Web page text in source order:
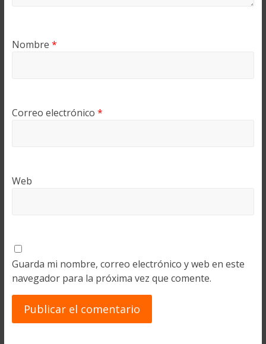
Nombre *
Correo electrónico *
Web
Guarda mi nombre, correo electrónico y web en este
navegador para la próxima vez que comente.